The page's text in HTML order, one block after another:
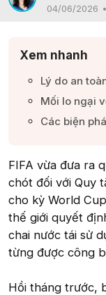
04/06/2026
Xem nhanh
Lý do an
Mối lo ngại
Các biện
FIFA vừa đưa ra
chót đối với Quy
cho kỳ World
thế giới quyết
chai nước tái sử
từng được công
Hồi tháng trước,